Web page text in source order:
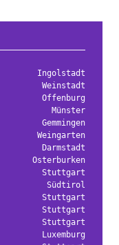
Ingolstadt
Weinstadt
Offenburg
Münster
Gemmingen
Weingarten
Darmstadt
Osterburken
Stuttgart
Südtirol
Stuttgart
Stuttgart
Stuttgart
Luxemburg